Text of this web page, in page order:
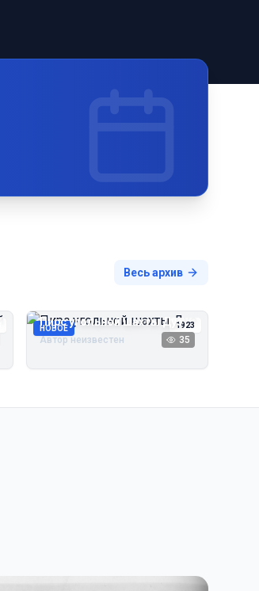
Весь архив
НОВОЕ 1923
Пирс угольной шахты Дуэ
Автор неизвестен 35